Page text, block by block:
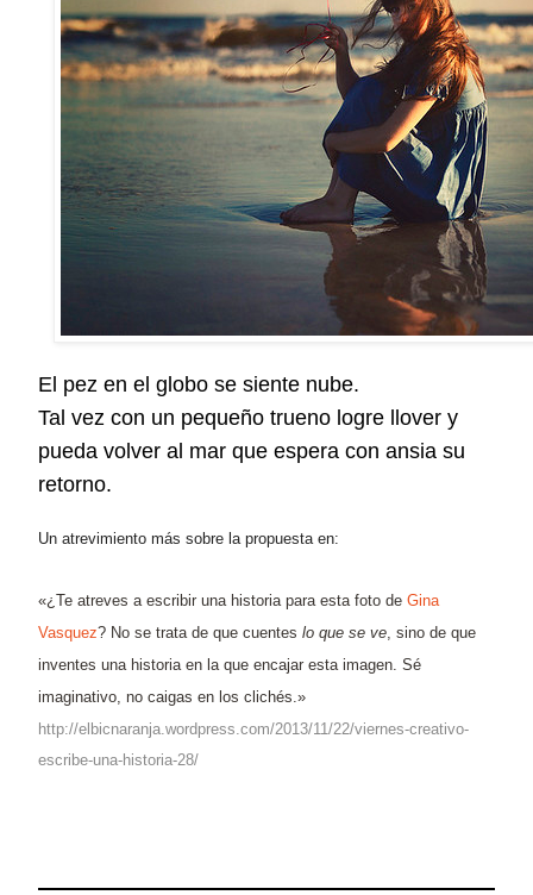
El pez en el globo se siente nube.
Tal vez con un pequeño trueno logre llover y
pueda volver al mar que espera con ansia su
retorno.
Un atrevimiento más sobre la propuesta en:
«¿Te atreves a escribir una historia para esta foto de Gina
Vasquez? No se trata de que cuentes lo que se ve , sino de que
inventes una historia en la que encajar esta imagen. Sé
imaginativo, no caigas en los clichés.»
http://elbicnaranja.wordpress.com/2013/11/22/viernes-creativo-
escribe-una-historia-28/